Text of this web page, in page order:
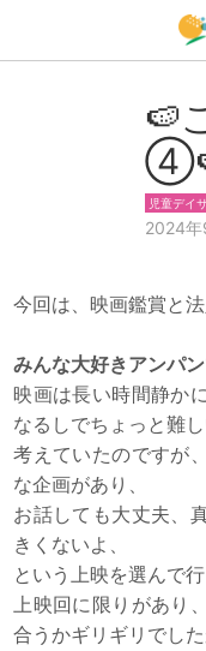
🍉
児童デイ
2024年
今回は、映画鑑賞と
みんな大好きアンパ
映画は長い時間静か
なるしでちょっと難
考えていたのですが
な企画があり、
お話しても大丈夫、
きくないよ、
という上映を選んで
上映回に限りがあり
合うかギリギリでした